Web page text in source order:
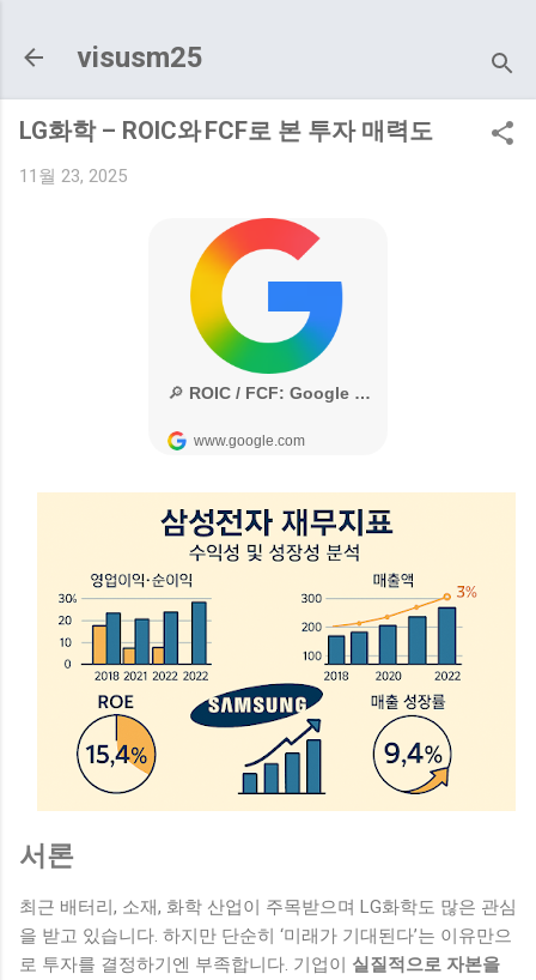
visusm25
LG화학 – ROIC와 FCF로 본 투자 매력도
11월 23, 2025
서론
최근 배터리, 소재, 화학 산업이 주목받으며 LG화학도 많은 관심
을 받고 있습니다. 하지만 단순히 ‘미래가 기대된다’는 이유만으
로 투자를 결정하기엔 부족합니다. 기업이 실질적으로 자본을